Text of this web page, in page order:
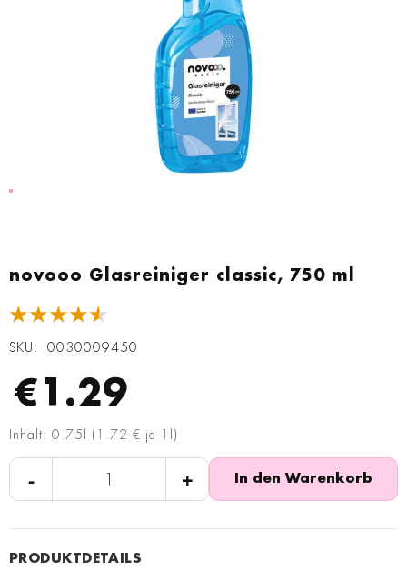
novooo Glasreiniger classic, 750 ml
★★★★★
SKU 0030009450
€1.29
Inhalt: 0.75l (1.72 € je 1l)
- + In den Warenkorb
Anfang
Bildgalerie